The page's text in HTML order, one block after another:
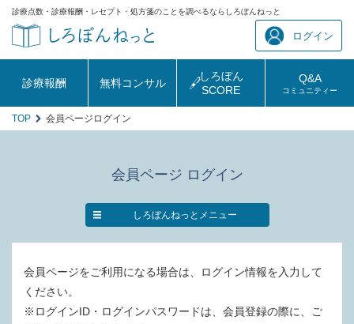
診療点数・診療報酬・レセプト・処方箋のことを調べるならしろぼんねっと
ログイン
診療報酬 無料コンサル
しろぼん
SCORE
Q&A
コミュニティー
TOP 会員ページログイン
会員ページ ログイン
しろぼんねっとメニュー
会員ページをご利用になる場合は、ログイン情報を入力して
ください。
※ログインID・ログインパスワードは、会員登録の際に、ご